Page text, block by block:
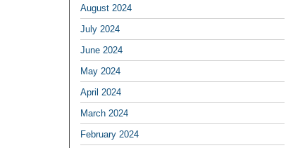
August 2024
July 2024
June 2024
May 2024
April 2024
March 2024
February 2024